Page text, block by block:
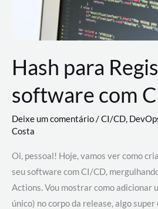
Hash para
software com
Deixe um comentário/CI/CD,
Costa
Oi, pessoal! Hoje, vamos ver como
seu software com CI/CD,
Actions. Vou mostrar como adicionar
único) no corpo da release, algo